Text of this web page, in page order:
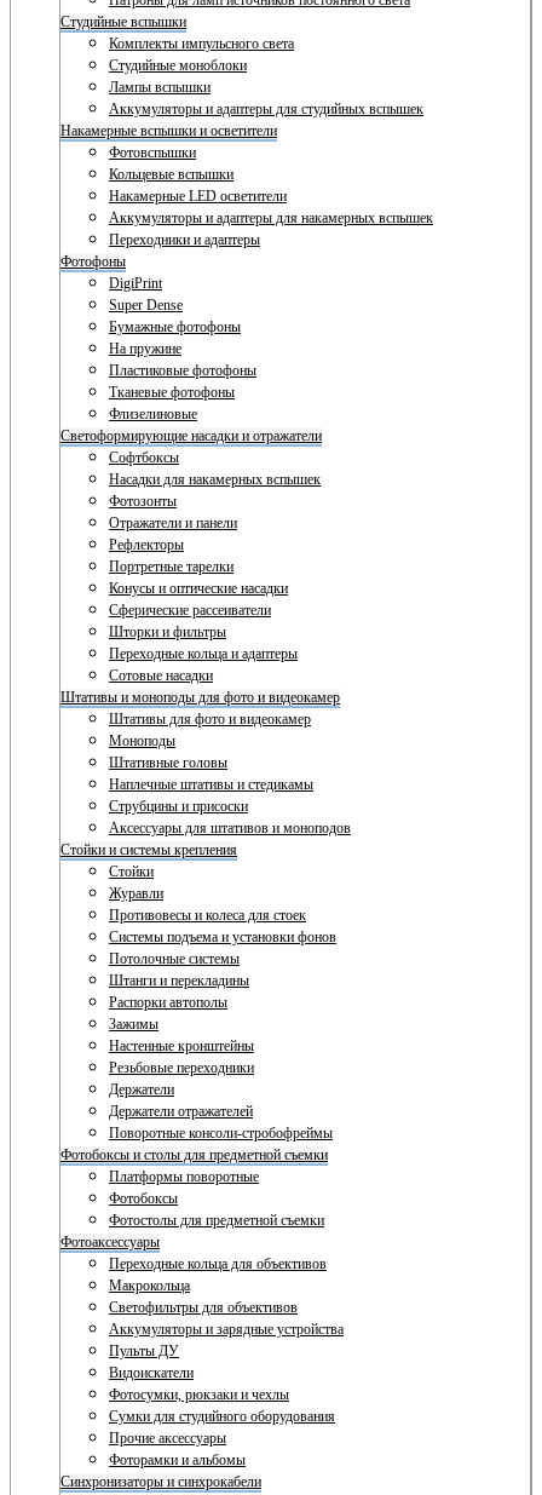
Студийные вспышки
Комплекты импульсного света
Студийные моноблоки
Лампы вспышки
Аккумуляторы и адаптеры для студийных вспышек
Накамерные вспышки и осветители
Фотовспышки
Кольцевые вспышки
Накамерные LED осветители
Аккумуляторы и адаптеры для накамерных вспышек
Переходники и адаптеры
Фотофоны
DigiPrint
Super Dense
Бумажные фотофоны
На пружине
Пластиковые фотофоны
Тканевые фотофоны
Флизелиновые
Светоформирующие насадки и отражатели
Софтбоксы
Насадки для накамерных вспышек
Фотозонты
Отражатели и панели
Рефлекторы
Портретные тарелки
Конусы и оптические насадки
Сферические рассеиватели
Шторки и фильтры
Переходные кольца и адаптеры
Сотовые насадки
Штативы и моноподы для фото и видеокамер
Штативы для фото и видеокамер
Моноподы
Штативные головы
Наплечные штативы и стедикамы
Струбцины и присоски
Аксессуары для штативов и моноподов
Стойки и системы крепления
Стойки
Журавли
Противовесы и колеса для стоек
Системы подъема и установки фонов
Потолочные системы
Штанги и перекладины
Распорки автополы
Зажимы
Настенные кронштейны
Резьбовые переходники
Держатели
Держатели отражателей
Поворотные консоли-стробофреймы
Фотобоксы и столы для предметной съемки
Платформы поворотные
Фотобоксы
Фотостолы для предметной съемки
Фотоаксессуары
Переходные кольца для объективов
Макрокольца
Светофильтры для объективов
Аккумуляторы и зарядные устройства
Пульты ДУ
Видоискатели
Фотосумки, рюкзаки и чехлы
Сумки для студийного оборудования
Прочие аксессуары
Фоторамки и альбомы
Синхронизаторы и синхрокабели